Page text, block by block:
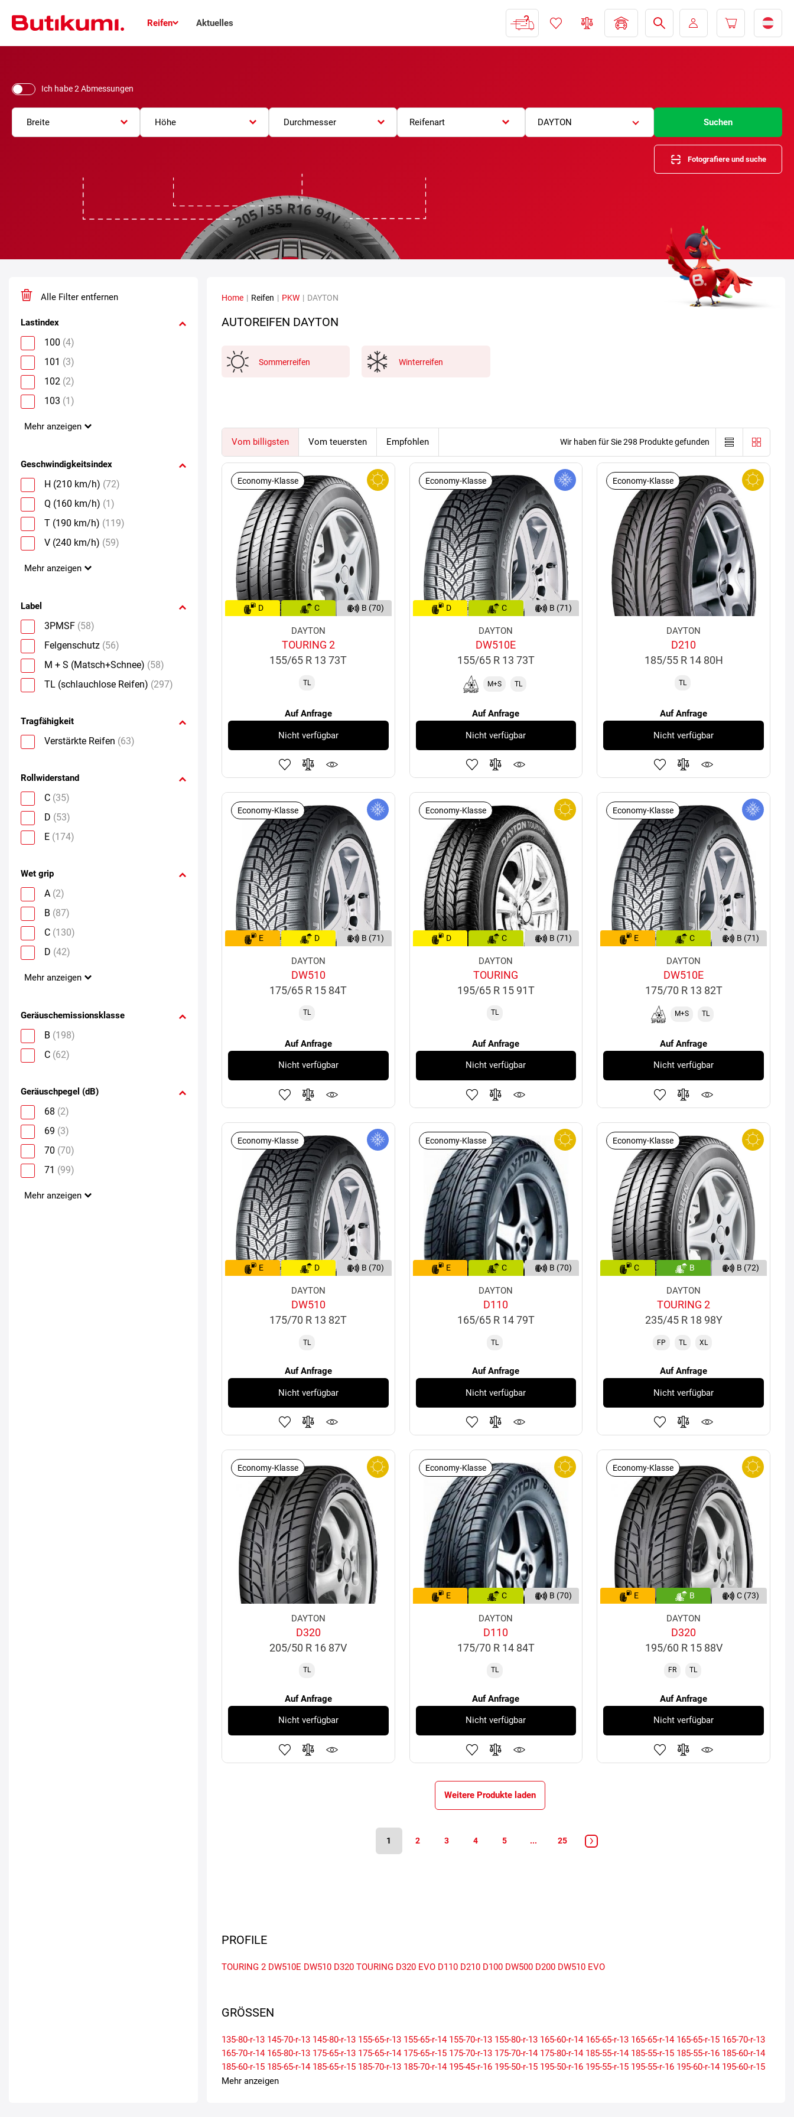
Reifen Aktuelles
Ich habe 2 Abmessungen
Breite Höhe Durchmesser Reifenart DAYTON Suchen
Fotografiere und suche
Alle Filter entfernen
Lastindex
100 (4)
101 (3)
102 (2)
103 (1)
Mehr anzeigen
Geschwindigkeitsindex
H (210 km/h) (72)
Q (160 km/h) (1)
T (190 km/h) (119)
V (240 km/h) (59)
Mehr anzeigen
Label
3PMSF (58)
Felgenschutz (56)
M + S (Matsch+Schnee) (58)
TL (schlauchlose Reifen) (297)
Tragfähigkeit
Verstärkte Reifen (63)
Rollwiderstand
C (35)
D (53)
E (174)
Wet grip
A (2)
B (87)
C (130)
D (42)
Mehr anzeigen
Geräuschemissionsklasse
B (198)
C (62)
Geräuschpegel (dB)
68 (2)
69 (3)
70 (70)
71 (99)
Mehr anzeigen
Home | Reifen | PKW | DAYTON
AUTOREIFEN DAYTON
Sommerreifen Winterreifen
Vom billigsten Vom teuersten Empfohlen Wir haben für Sie 298 Produkte gefunden
Economy-Klasse
D C B (70)
DAYTON
TOURING 2
155/65 R 13 73T
TL
Auf Anfrage
Nicht verfügbar
Economy-Klasse
D C B (71)
DAYTON
DW510E
155/65 R 13 73T
M+S TL
Auf Anfrage
Nicht verfügbar
Economy-Klasse
DAYTON
D210
185/55 R 14 80H
TL
Auf Anfrage
Nicht verfügbar
Economy-Klasse
E D B (71)
DAYTON
DW510
175/65 R 15 84T
TL
Auf Anfrage
Nicht verfügbar
Economy-Klasse
D C B (71)
DAYTON
TOURING
195/65 R 15 91T
TL
Auf Anfrage
Nicht verfügbar
Economy-Klasse
E C B (71)
DAYTON
DW510E
175/70 R 13 82T
M+S TL
Auf Anfrage
Nicht verfügbar
Economy-Klasse
E D B (70)
DAYTON
DW510
175/70 R 13 82T
TL
Auf Anfrage
Nicht verfügbar
Economy-Klasse
E C B (70)
DAYTON
D110
165/65 R 14 79T
TL
Auf Anfrage
Nicht verfügbar
Economy-Klasse
C B B (72)
DAYTON
TOURING 2
235/45 R 18 98Y
FP TL XL
Auf Anfrage
Nicht verfügbar
Economy-Klasse
DAYTON
D320
205/50 R 16 87V
TL
Auf Anfrage
Nicht verfügbar
Economy-Klasse
E C B (70)
DAYTON
D110
175/70 R 14 84T
TL
Auf Anfrage
Nicht verfügbar
Economy-Klasse
E B C (73)
DAYTON
D320
195/60 R 15 88V
FR TL
Auf Anfrage
Nicht verfügbar
Weitere Produkte laden
1 2 3 4 5 ... 25
PROFILE
TOURING 2 DW510E DW510 D320 TOURING D320 EVO D110 D210 D100 DW500 D200 DW510 EVO
GRÖSSEN
135-80-r-13 145-70-r-13 145-80-r-13 155-65-r-13 155-65-r-14 155-70-r-13 155-80-r-13 165-60-r-14 165-65-r-13 165-65-r-14 165-65-r-15 165-70-r-13
165-70-r-14 165-80-r-13 175-65-r-13 175-65-r-14 175-65-r-15 175-70-r-13 175-70-r-14 175-80-r-14 185-55-r-14 185-55-r-15 185-55-r-16 185-60-r-14
185-60-r-15 185-65-r-14 185-65-r-15 185-70-r-13 185-70-r-14 195-45-r-16 195-50-r-15 195-50-r-16 195-55-r-15 195-55-r-16 195-60-r-14 195-60-r-15
195-65-r-15 205-40-r-17
Mehr anzeigen